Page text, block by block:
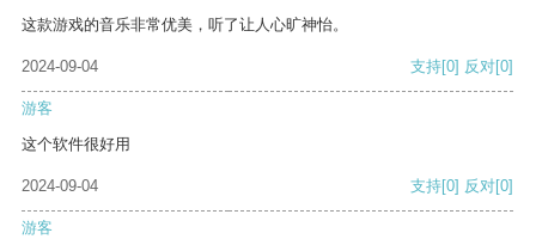
这款游戏的音乐非常优美，听了让人心旷神怡。
2024-09-04 支持[0] 反对[0]
游客
这个软件很好用
2024-09-04 支持[0] 反对[0]
游客